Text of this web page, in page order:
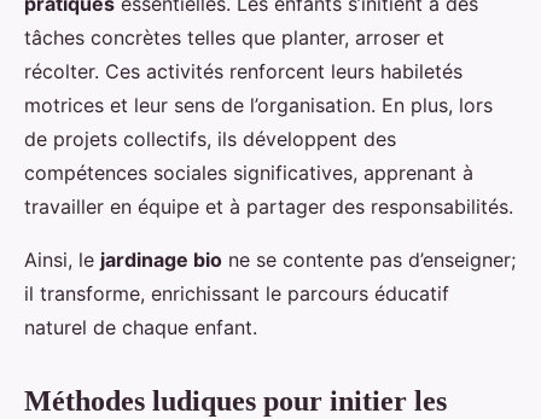
tâches concrètes telles que planter, arroser et
récolter. Ces activités renforcent leurs habiletés
motrices et leur sens de l’organisation. En plus, lors
de projets collectifs, ils développent des
compétences sociales significatives, apprenant à
travailler en équipe et à partager des responsabilités.
Ainsi, le jardinage bio ne se contente pas d’enseigner;
il transforme, enrichissant le parcours éducatif
naturel de chaque enfant.
Méthodes ludiques pour initier les